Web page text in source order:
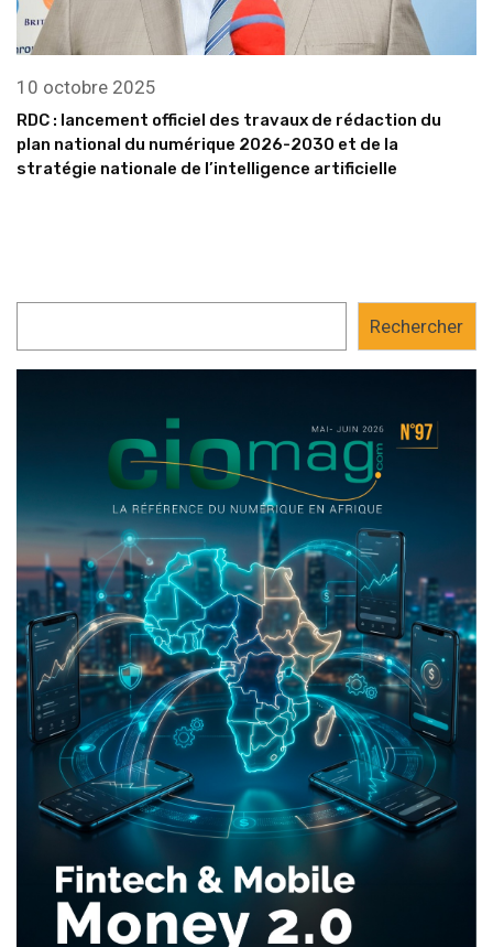
10 octobre 2025
RDC : lancement officiel des travaux de rédaction du
plan national du numérique 2026-2030 et de la
stratégie nationale de l’intelligence artificielle
Rechercher